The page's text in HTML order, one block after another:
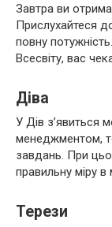
Завтра ви
Прислухайтеся
повну
Всесвіту, вас
Діва
У Дів з’явиться
менеджментом,
завдань. При
правильну міру в
Терези